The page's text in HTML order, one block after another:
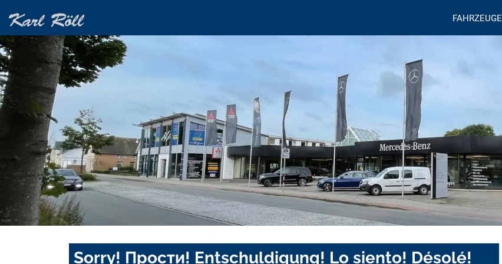
FAHRZEUGE
Sorry! Прости! Entschuldigung! Lo siento! Désolé!